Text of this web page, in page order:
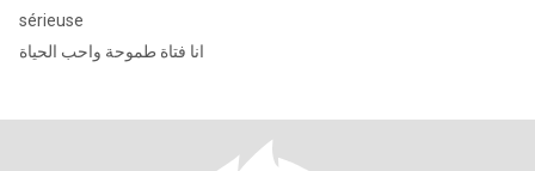
sérieuse
انا فتاة طموحة واحب الحياة